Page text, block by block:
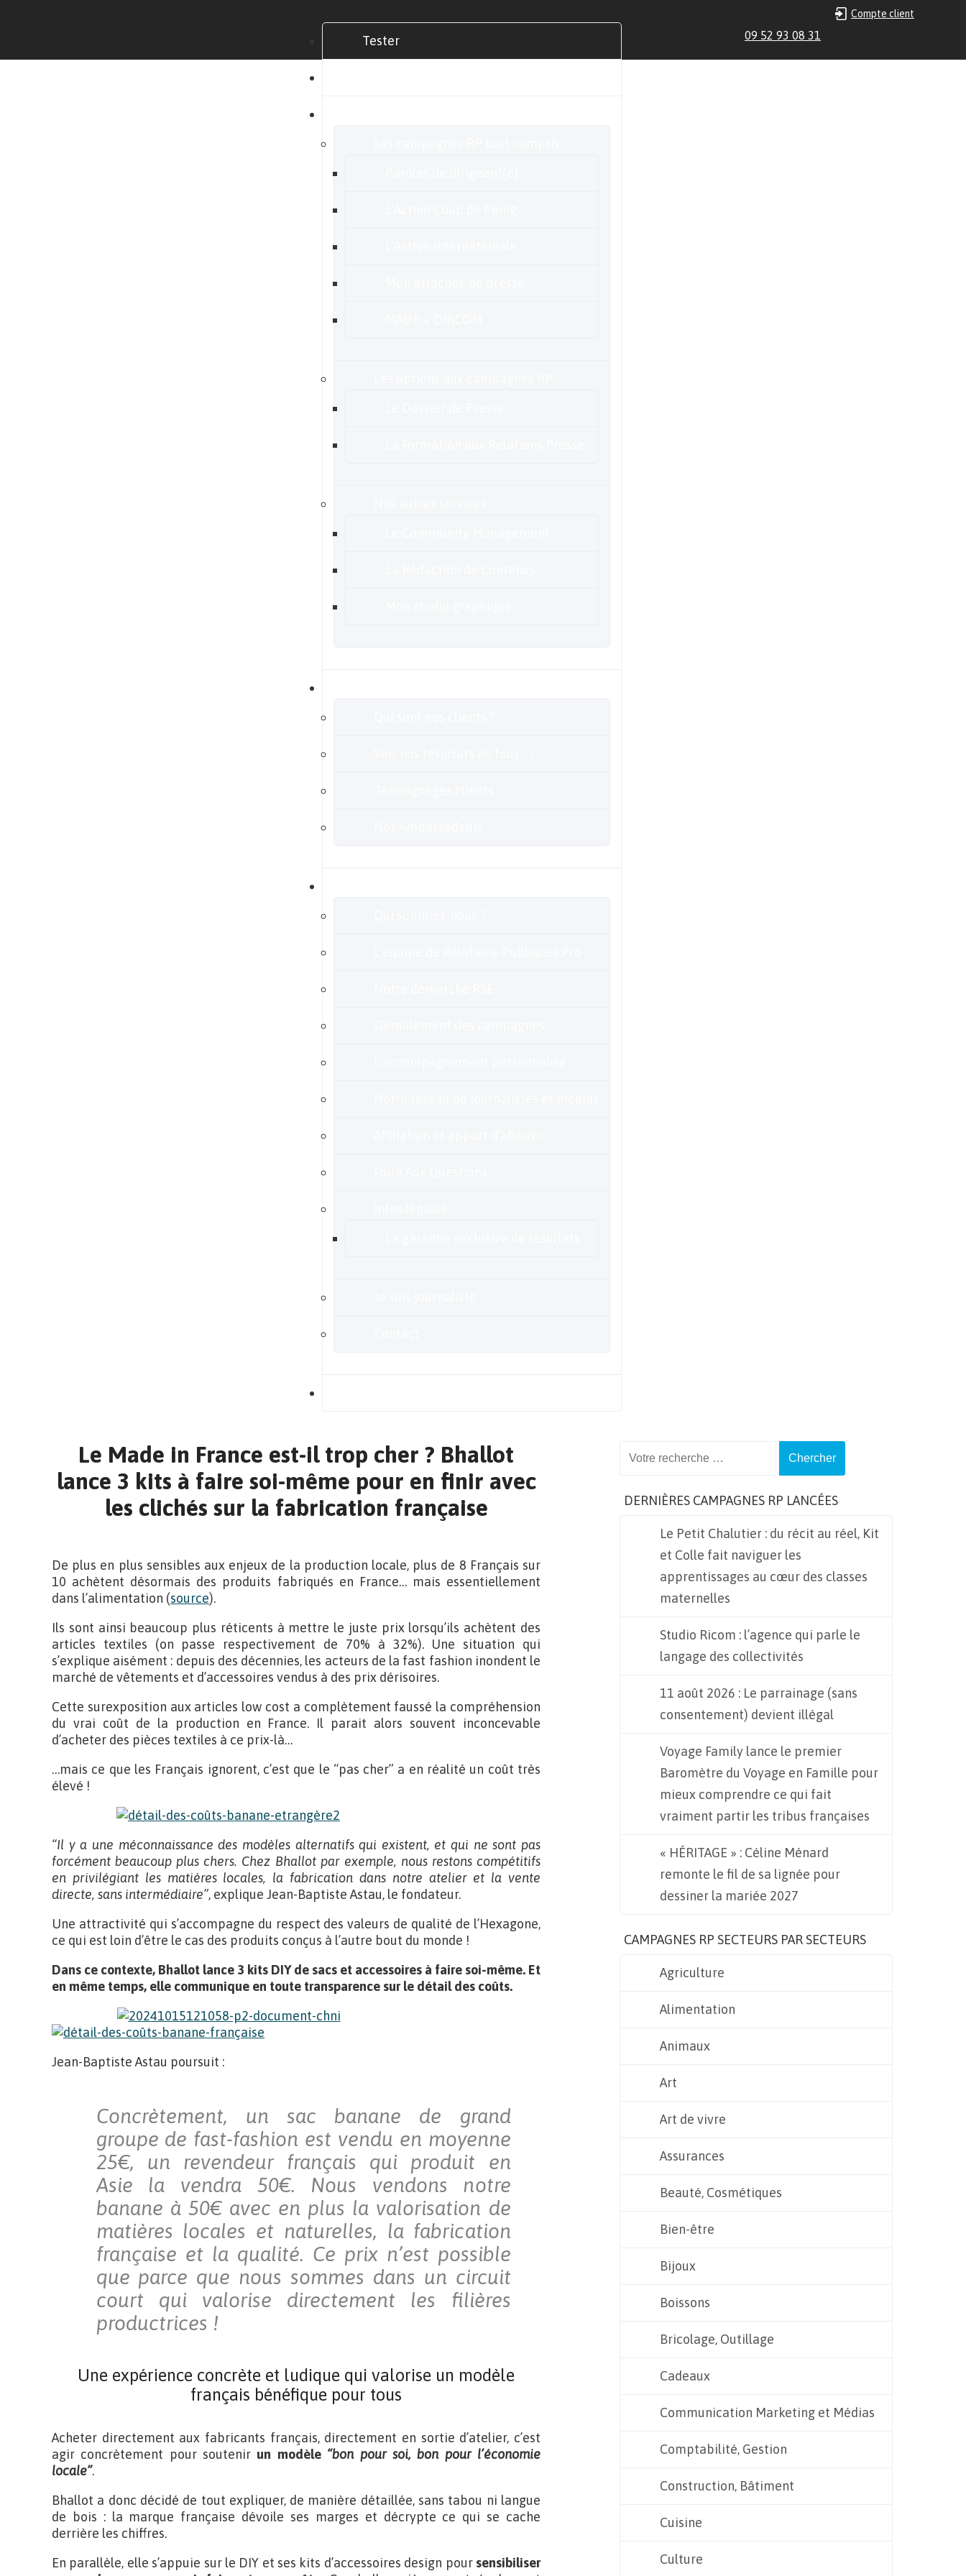
Tester
Compte client
09 52 93 08 31
Le Made in France est-il trop cher ? Bhallot
lance 3 kits à faire soi-même pour en finir avec
les clichés sur la fabrication française
De plus en plus sensibles aux enjeux de la production locale, plus de 8 Français sur
10 achètent désormais des produits fabriqués en France… mais essentiellement
dans l’alimentation (source).
Ils sont ainsi beaucoup plus réticents à mettre le juste prix lorsqu’ils achètent des
articles textiles (on passe respectivement de 70% à 32%). Une situation qui
s’explique aisément : depuis des décennies, les acteurs de la fast fashion inondent le
marché de vêtements et d’accessoires vendus à des prix dérisoires.
Cette surexposition aux articles low cost a complètement faussé la compréhension
du vrai coût de la production en France. Il parait alors souvent inconcevable
d’acheter des pièces textiles à ce prix-là…
…mais ce que les Français ignorent, c’est que le “pas cher” a en réalité un coût très
élevé !
“Il y a une méconnaissance des modèles alternatifs qui existent, et qui ne sont pas
forcément beaucoup plus chers. Chez Bhallot par exemple, nous restons compétitifs
en privilégiant les matières locales, la fabrication dans notre atelier et la vente
directe, sans intermédiaire”, explique Jean-Baptiste Astau, le fondateur.
Une attractivité qui s’accompagne du respect des valeurs de qualité de l’Hexagone,
ce qui est loin d’être le cas des produits conçus à l’autre bout du monde !
Dans ce contexte, Bhallot lance 3 kits DIY de sacs et accessoires à faire soi-même. Et
en même temps, elle communique en toute transparence sur le détail des coûts.
Jean-Baptiste Astau poursuit :
Concrètement, un sac banane de grand
groupe de fast-fashion est vendu en moyenne
25€, un revendeur français qui produit en
Asie la vendra 50€. Nous vendons notre
banane à 50€ avec en plus la valorisation de
matières locales et naturelles, la fabrication
française et la qualité. Ce prix n’est possible
que parce que nous sommes dans un circuit
court qui valorise directement les filières
productrices !
Une expérience concrète et ludique qui valorise un modèle
français bénéfique pour tous
Acheter directement aux fabricants français, directement en sortie d’atelier, c’est
agir concrètement pour soutenir un modèle “bon pour soi, bon pour l’économie
locale”.
Bhallot a donc décidé de tout expliquer, de manière détaillée, sans tabou ni langue
de bois : la marque française dévoile ses marges et décrypte ce qui se cache
derrière les chiffres.
En parallèle, elle s’appuie sur le DIY et ses kits d’accessoires design poursensibiliser
DERNIÈRES CAMPAGNES RP LANCÉES
Le Petit Chalutier : du récit au réel, Kit
et Colle fait naviguer les
apprentissages au cœur des classes
maternelles
Studio Ricom : l’agence qui parle le
langage des collectivités
11 août 2026 : Le parrainage (sans
consentement) devient illégal
Voyage Family lance le premier
Baromètre du Voyage en Famille pour
mieux comprendre ce qui fait
vraiment partir les tribus françaises
« HÉRITAGE » : Céline Ménard
remonte le fil de sa lignée pour
dessiner la mariée 2027
CAMPAGNES RP SECTEURS PAR SECTEURS
Agriculture
Alimentation
Animaux
Art
Art de vivre
Assurances
Beauté, Cosmétiques
Bien-être
Bijoux
Boissons
Bricolage, Outillage
Cadeaux
Communication Marketing et Médias
Comptabilité, Gestion
Construction, Bâtiment
Cuisine
Culture